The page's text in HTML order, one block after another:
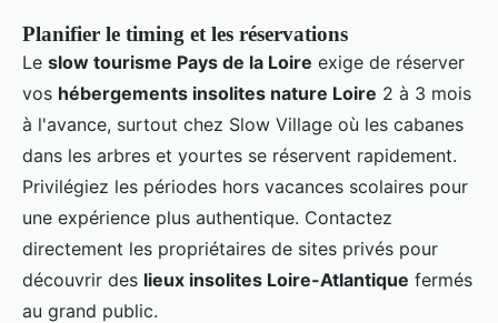
Planifier le timing et les réservations
Le slow tourisme Pays de la Loire exige de réserver
vos hébergements insolites nature Loire 2 à 3 mois
à l'avance, surtout chez Slow Village où les cabanes
dans les arbres et yourtes se réservent rapidement.
Privilégiez les périodes hors vacances scolaires pour
une expérience plus authentique. Contactez
directement les propriétaires de sites privés pour
découvrir des lieux insolites Loire-Atlantique fermés
au grand public.